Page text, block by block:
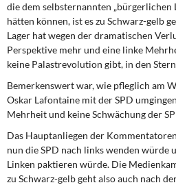
die dem selbsternannten „bürgerlichen
hätten können, ist es zu Schwarz-gelb
Lager hat wegen der dramatischen
Perspektive mehr und eine linke
keine Palastrevolution gibt, in den
Bemerkenswert war, wie pfleglich am
Oskar Lafontaine mit der SPD
Mehrheit und keine Schwächung der
Das Hauptanliegen der
nun die SPD nach links wenden würde
Linken paktieren würde. Die
zu Schwarz-gelb geht also auch nach